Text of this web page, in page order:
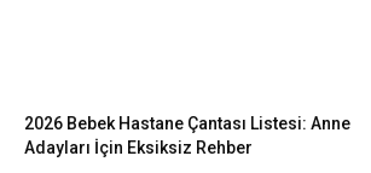
2026 Bebek Hastane Çantası Listesi: Anne
Adayları İçin Eksiksiz Rehber